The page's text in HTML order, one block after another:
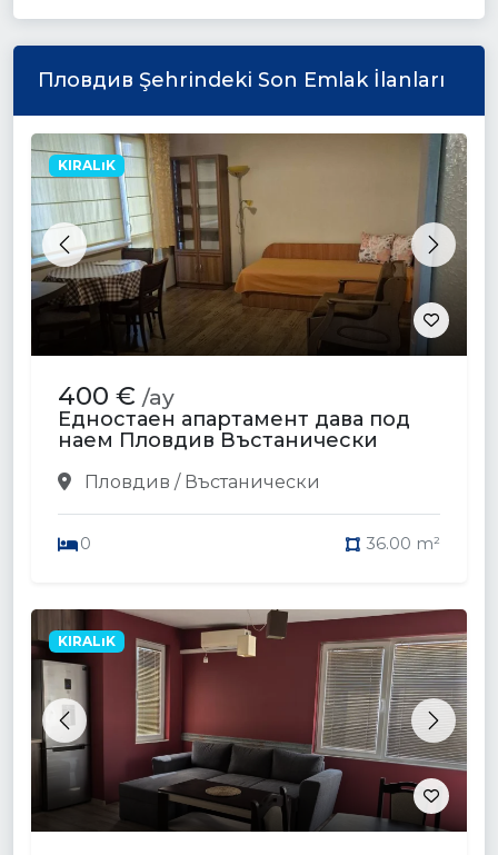
Пловдив Şehrindeki Son Emlak İlanları
Previous Next
KIRALıK
400 € /ay
Едностаен апартамент дава под
наем Пловдив Въстанически
Пловдив / Въстанически
0 36.00 m²
Previous Next
KIRALıK